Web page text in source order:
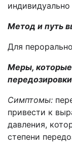
Метод и путь
Для
Меры, которые
передозировки
Симптомы:
привести к
давления,
степени